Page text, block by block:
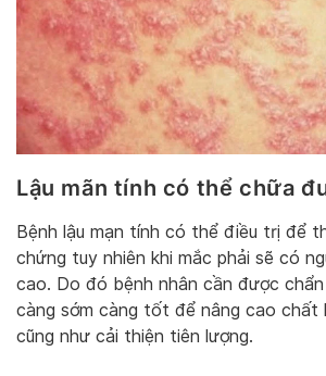
Lậu mãn tính có thể chữa
Bệnh lậu mạn tính có thể điều trị để
chứng tuy nhiên khi mắc phải sẽ có
cao. Do đó bệnh nhân cần được
càng sớm càng tốt để nâng cao chất
cũng như cải thiện tiên lượng.